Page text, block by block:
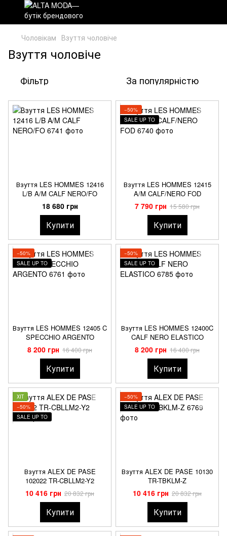
Чоловікам Взуття чоловіче
Взуття чоловіче
Фільтр За популярністю
Взуття LES HOMMES 12416
L/B A/M CALF NERO/FO
18 680 грн
Купити
−50%
SALE UP TO
Взуття LES HOMMES 12415
A/M CALF/NERO FOD
7 790 грн 15 580 грн
Купити
−50%
SALE UP TO
Взуття LES HOMMES 12405 C
SPECCHIO ARGENTO
8 200 грн 16 400 грн
Купити
−50%
SALE UP TO
Взуття LES HOMMES 12400C
CALF NERO ELASTICO
8 200 грн 16 400 грн
Купити
ХІТ
−50%
SALE UP TO
Взуття ALEX DE PASE
102022 TR-CBLLM2-Y2
10 416 грн 20 832 грн
Купити
−50%
SALE UP TO
Взуття ALEX DE PASE 10130
TR-TBKLM-Z
10 416 грн 20 832 грн
Купити